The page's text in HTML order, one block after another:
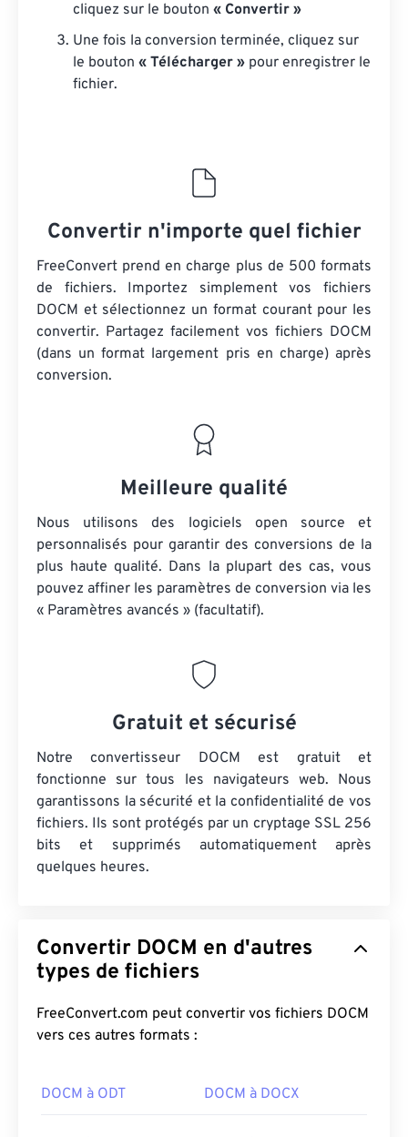
cliquez sur le bouton « Convertir »
Une fois la conversion terminée, cliquez sur
le bouton « Télécharger » pour enregistrer le
fichier.
Convertir n'importe quel fichier
FreeConvert prend en charge plus de 500 formats
de fichiers. Importez simplement vos fichiers
DOCM et sélectionnez un format courant pour les
convertir. Partagez facilement vos fichiers DOCM
(dans un format largement pris en charge) après
conversion.
Meilleure qualité
Nous utilisons des logiciels open source et
personnalisés pour garantir des conversions de la
plus haute qualité. Dans la plupart des cas, vous
pouvez affiner les paramètres de conversion via les
« Paramètres avancés » (facultatif).
Gratuit et sécurisé
Notre convertisseur DOCM est gratuit et
fonctionne sur tous les navigateurs web. Nous
garantissons la sécurité et la confidentialité de vos
fichiers. Ils sont protégés par un cryptage SSL 256
bits et supprimés automatiquement après
quelques heures.
Convertir DOCM en d'autres
types de fichiers
FreeConvert.com peut convertir vos fichiers DOCM
vers ces autres formats :
DOCM à ODT DOCM à DOCX